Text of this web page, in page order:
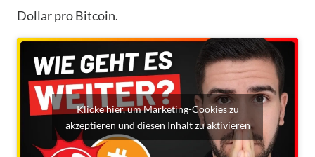
Dollar pro Bitcoin.
Klicke hier, um Marketing-Cookies zu
akzeptieren und diesen Inhalt zu aktivieren